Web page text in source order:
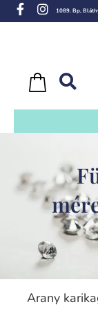
1089. Bp,
Arany